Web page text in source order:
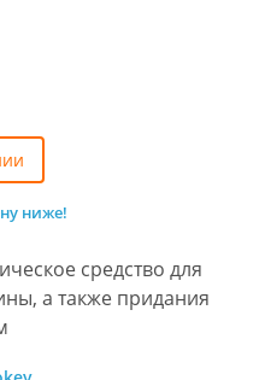
ниже!
средство для
а также придания